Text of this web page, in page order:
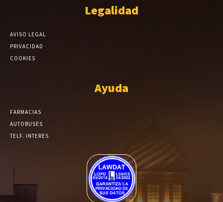
Legalidad
AVISO LEGAL
PRIVACIDAD
COOKIES
Ayuda
FARMACIAS
AUTOBUSES
TELF. INTERES